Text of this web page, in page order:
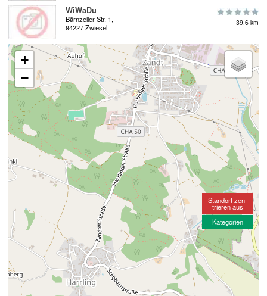
WiWaDu
Bärnzeller Str. 1,
94227 Zwiesel
39.6 km
+
−
Standort zen-
trieren aus
Kategorien